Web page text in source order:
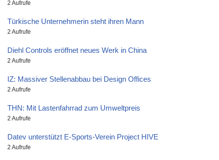
2 Aufrufe
Türkische Unternehmerin steht ihren Mann
2 Aufrufe
Diehl Controls eröffnet neues Werk in China
2 Aufrufe
IZ: Massiver Stellenabbau bei Design Offices
2 Aufrufe
THN: Mit Lastenfahrrad zum Umweltpreis
2 Aufrufe
Datev unterstützt E-Sports-Verein Project HIVE
2 Aufrufe